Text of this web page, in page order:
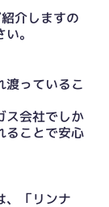
介しますの
。
渡っているこ
ス会社でしか
ることで安心
、「リンナ